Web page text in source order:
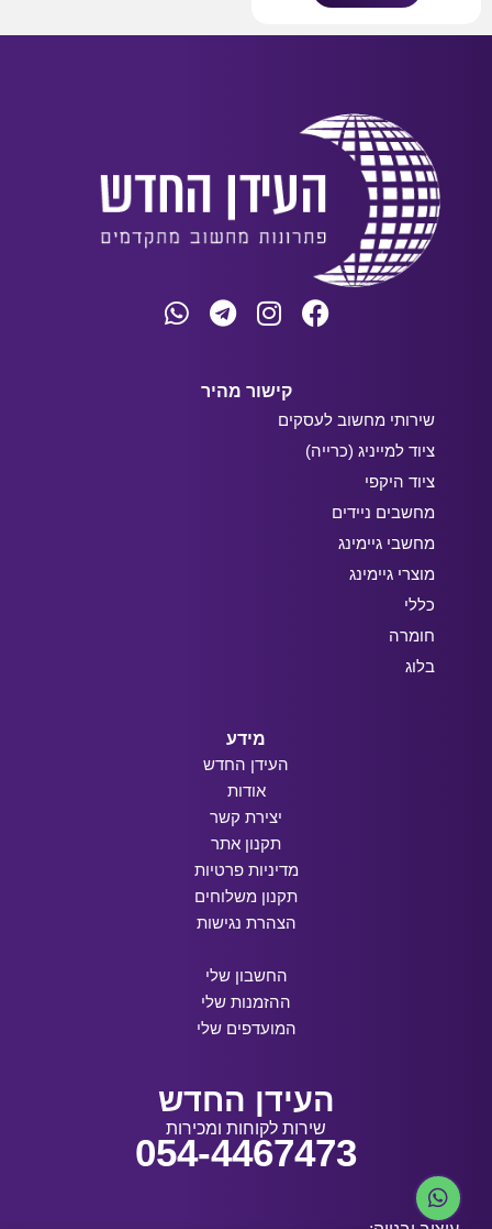
קישור מהיר
שירותי מחשוב לעסקים
ציוד למייניג (כרייה)
ציוד היקפי
מחשבים ניידים
מחשבי גיימינג
מוצרי גיימינג
כללי
חומרה
בלוג
מידע
העידן החדש
אודות
יצירת קשר
תקנון אתר
מדיניות פרטיות
תקנון משלוחים
הצהרת נגישות
החשבון שלי
ההזמנות שלי
המועדפים שלי
העידן החדש
שירות לקוחות ומכירות
054-4467473